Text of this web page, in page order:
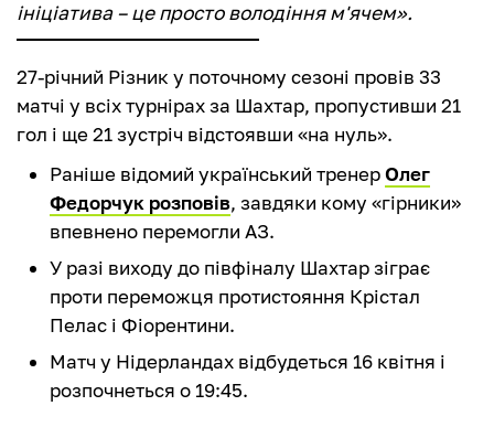
ініціатива – це просто володіння м'ячем».
27-річний Різник у поточному сезоні провів 33
матчі у всіх турнірах за Шахтар, пропустивши 21
гол і ще 21 зустріч відстоявши «на нуль».
Раніше відомий український тренерОлег
Федорчук розповів, завдяки кому «гірники»
впевнено перемогли АЗ.
У разі виходу до півфіналу Шахтар зіграє
проти переможця протистояння Крістал
Пелас і Фіорентини.
Матч у Нідерландах відбудеться 16 квітня і
розпочнеться о 19:45.